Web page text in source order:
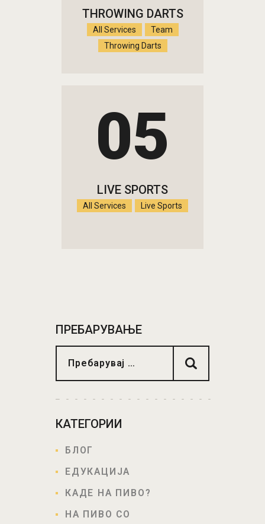
THROWING DARTS
All Services
Team
Throwing Darts
05
LIVE SPORTS
All Services Live Sports
ПРЕБАРУВАЊЕ
КАТЕГОРИИ
БЛОГ
ЕДУКАЦИЈА
КАДЕ НА ПИВО?
НА ПИВО СО